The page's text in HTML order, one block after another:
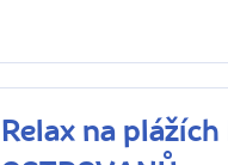
Relax na